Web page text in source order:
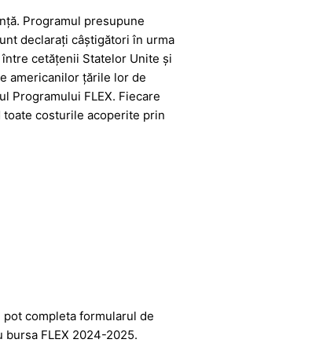
Programul presupune
declarați câștigători în urma
cetățenii Statelor Unite și
americanilor țările lor de
Programului FLEX. Fiecare
toate costurile acoperite prin
completa formularul de
FLEX 2024-2025.